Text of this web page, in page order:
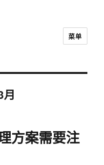
菜单
方案需要注